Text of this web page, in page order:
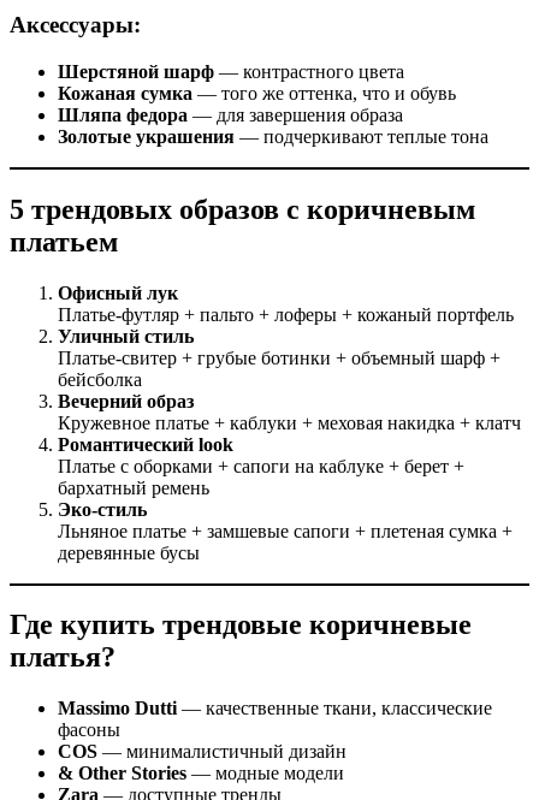
Аксессуары:
Шерстяной шарф — контрастного цвета
Кожаная сумка — того же оттенка, что и обувь
Шляпа федора — для завершения образа
Золотые украшения — подчеркивают теплые тона
5 трендовых образов с коричневым
платьем
Офисный лук
Платье-футляр + пальто + лоферы + кожаный портфель
Уличный стиль
Платье-свитер + грубые ботинки + объемный шарф +
бейсболка
Вечерний образ
Кружевное платье + каблуки + меховая накидка + клатч
Романтический look
Платье с оборками + сапоги на каблуке + берет +
бархатный ремень
Эко-стиль
Льняное платье + замшевые сапоги + плетеная сумка +
деревянные бусы
Где купить трендовые коричневые
платья?
Massimo Dutti — качественные ткани, классические
фасоны
COS — минималистичный дизайн
& Other Stories — модные модели
Zara — доступные тренды